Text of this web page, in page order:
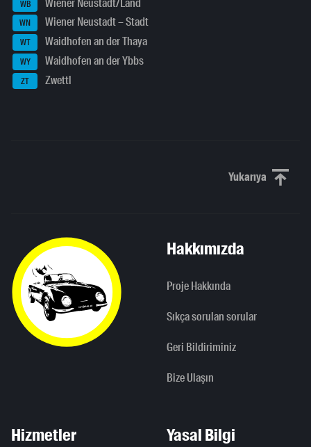
WB Wiener Neustadt/Land
WN Wiener Neustadt – Stadt
WT Waidhofen an der Thaya
WY Waidhofen an der Ybbs
ZT Zwettl
YukarıyaYukarı
Hakkımızda
Proje Hakkında
Sıkça sorulan sorular
Geri Bildiriminiz
Bize Ulaşın
Hizmetler Yasal Bilgi